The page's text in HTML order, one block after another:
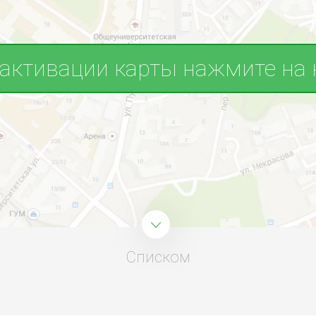
карты нажмите на
Списком